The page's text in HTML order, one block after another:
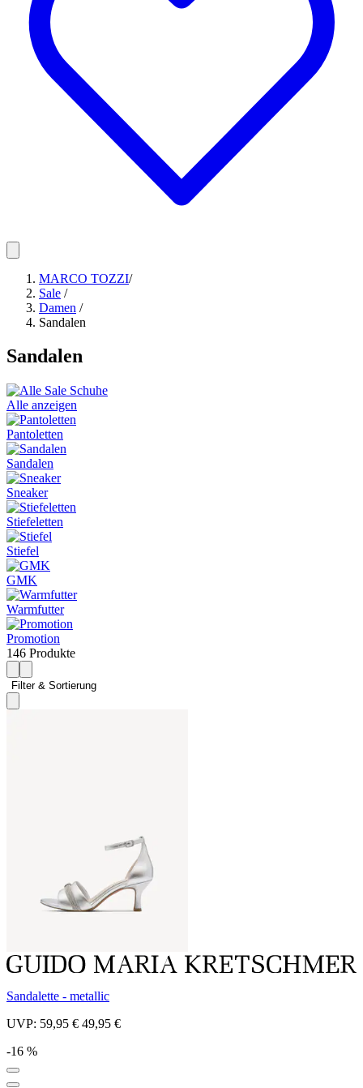
MARCO TOZZI/
Sale /
Damen /
Sandalen
Sandalen
Alle anzeigen
Pantoletten
Sandalen
Sneaker
Stiefeletten
Stiefel
GMK
Warmfutter
Promotion
146 Produkte
Sandalette - metallic
UVP: 59,95 € 49,95 €
-16 %